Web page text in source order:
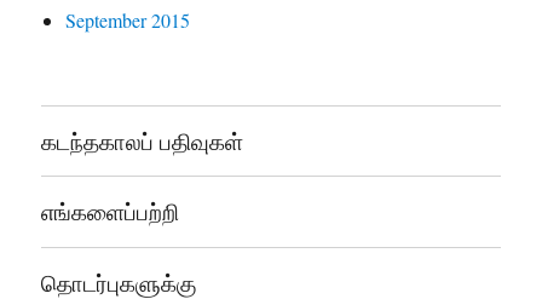
September 2015
கடந்தகாலப் பதிவுகள்
எங்களைப்பற்றி
தொடர்புகளுக்கு